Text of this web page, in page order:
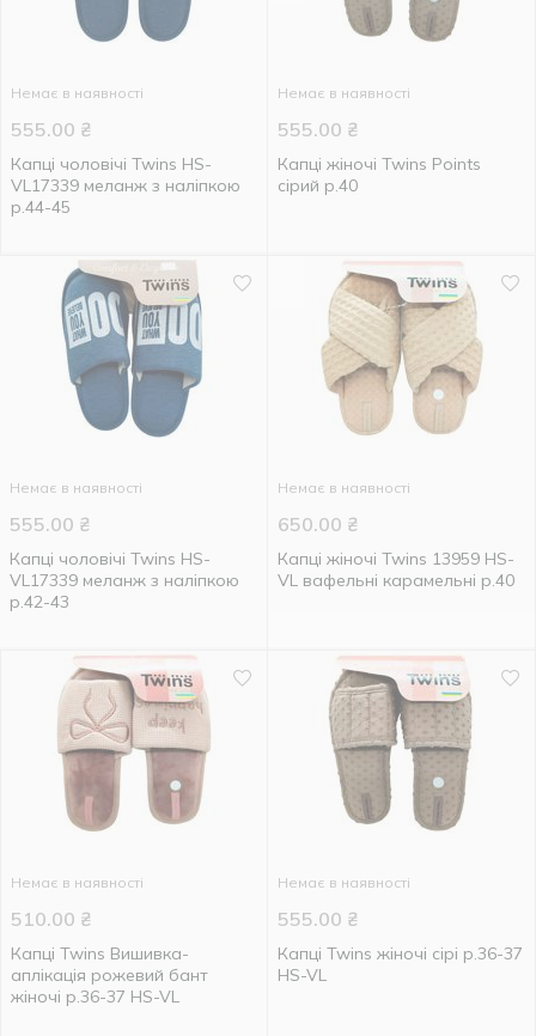
Немає в наявності
555.00 ₴
Капці чоловічі Twins HS-
VL17339 меланж з наліпкою
р.44-45
Немає в наявності
555.00 ₴
Капці жіночі Twins Points
сірий р.40
Немає в наявності
555.00 ₴
Капці чоловічі Twins HS-
VL17339 меланж з наліпкою
р.42-43
Немає в наявності
650.00 ₴
Капці жіночі Twins 13959 HS-
VL вафельні карамельні р.40
Немає в наявності
510.00 ₴
Капці Twins Вишивка-
аплікація рожевий бант
жіночі р.36-37 HS-VL
Немає в наявності
555.00 ₴
Капці Twins жіночі сірі р.36-37
HS-VL